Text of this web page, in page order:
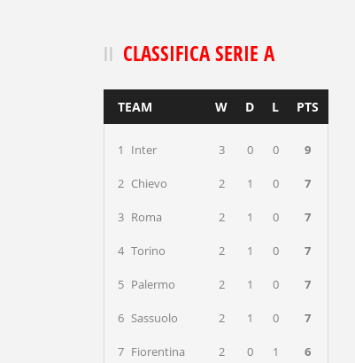
CLASSIFICA SERIE A
TEAM W D L PTS
1 Inter 3 0 0 9
2 Chievo 2 1 0 7
3 Roma 2 1 0 7
4 Torino 2 1 0 7
5 Palermo 2 1 0 7
6 Sassuolo 2 1 0 7
7 Fiorentina 2 0 1 6